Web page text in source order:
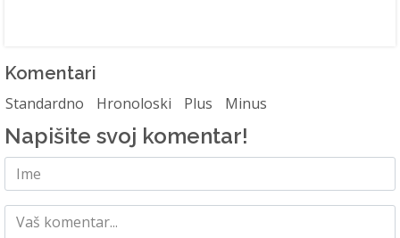
Komentari
Standardno Hronoloski Plus Minus
Napišite svoj komentar!